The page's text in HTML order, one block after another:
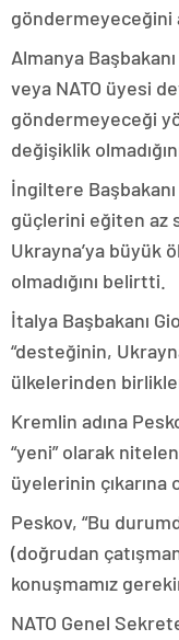
göndermeyeceğini
Almanya
veya NATO üyesi
göndermeyeceği
değişiklik
İngiltere
güçlerini eğiten az
Ukrayna’ya büyük
olmadığını belirtti.
İtalya Başbakanı
“desteğinin,
ülkelerinden
Kremlin adına
“yeni” olarak
üyelerinin çıkarına
Peskov, “Bu
(doğrudan
konuşmamız
NATO Genel